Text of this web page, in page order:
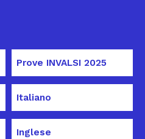
Prove INVALSI 2025
Italiano
Inglese